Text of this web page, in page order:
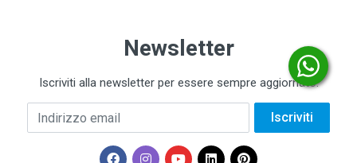
Newsletter
Iscriviti alla newsletter per essere sempre aggiornato.
Indirizzo email Iscriviti